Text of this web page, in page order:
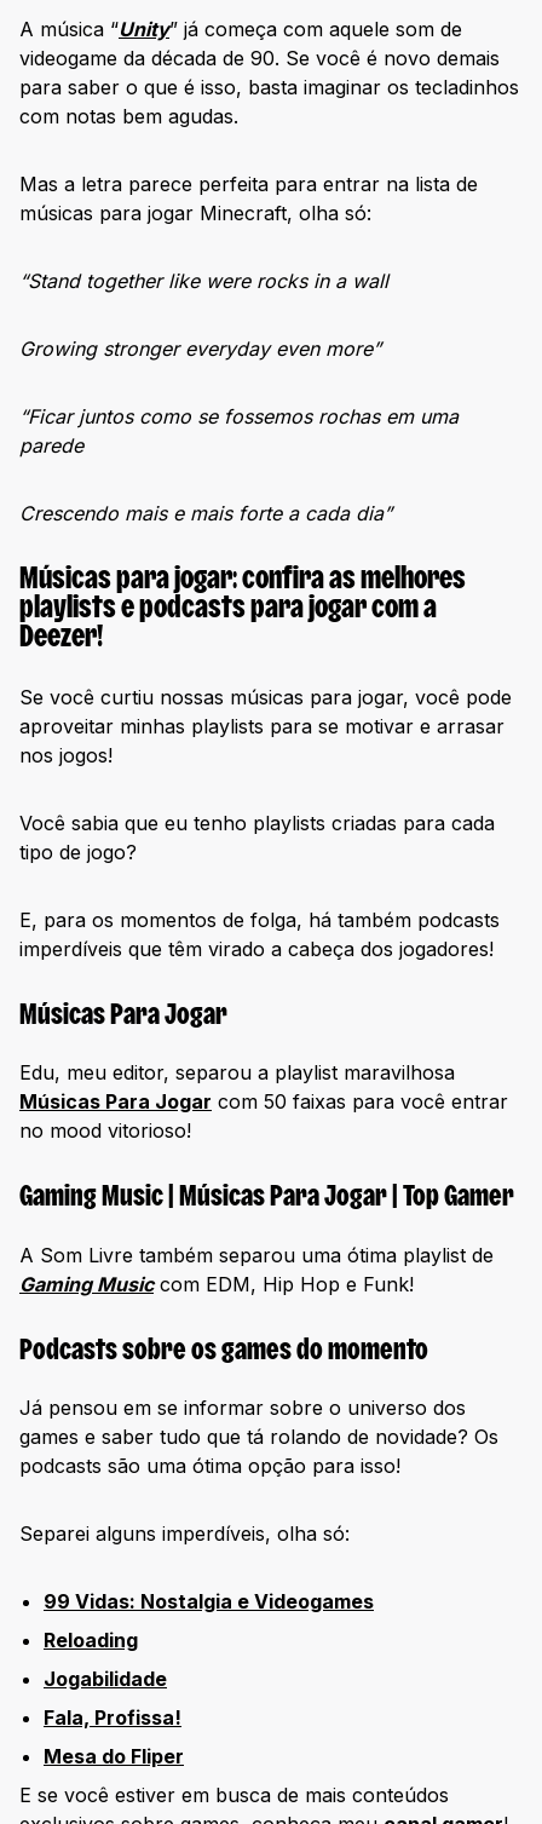
A música “Unity” já começa com aquele som de
videogame da década de 90. Se você é novo demais
para saber o que é isso, basta imaginar os tecladinhos
com notas bem agudas.
Mas a letra parece perfeita para entrar na lista de
músicas para jogar Minecraft, olha só:
“Stand together like were rocks in a wall
Growing stronger everyday even more”
“Ficar juntos como se fossemos rochas em uma
parede
Crescendo mais e mais forte a cada dia”
Músicas para jogar: confira as melhores
playlists e podcasts para jogar com a
Deezer!
Se você curtiu nossas músicas para jogar, você pode
aproveitar minhas playlists para se motivar e arrasar
nos jogos!
Você sabia que eu tenho playlists criadas para cada
tipo de jogo?
E, para os momentos de folga, há também podcasts
imperdíveis que têm virado a cabeça dos jogadores!
Músicas Para Jogar
Edu, meu editor, separou a playlist maravilhosa
Músicas Para Jogar com 50 faixas para você entrar
no mood vitorioso!
Gaming Music | Músicas Para Jogar | Top Gamer
A Som Livre também separou uma ótima playlist de
Gaming Music com EDM, Hip Hop e Funk!
Podcasts sobre os games do momento
Já pensou em se informar sobre o universo dos
games e saber tudo que tá rolando de novidade? Os
podcasts são uma ótima opção para isso!
Separei alguns imperdíveis, olha só:
99 Vidas: Nostalgia e Videogames
Reloading
Jogabilidade
Fala, Profissa!
Mesa do Fliper
E se você estiver em busca de mais conteúdos